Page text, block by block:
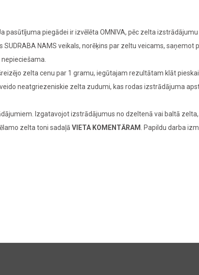
piegādei ir izvēlēta OMNIVA, pēc zelta
NAMS veikals, norēķins par zeltu veicams, saņemot
zelta cenu par 1 gramu, iegūtajam rezultātam klāt
neatgriezeniskie zelta zudumi, kas rodas izstrādājuma
Izgatavojot izstrādājumus no dzeltenā vai baltā
zelta toni sadaļā VIETA KOMENTĀRAM . Papildu darba